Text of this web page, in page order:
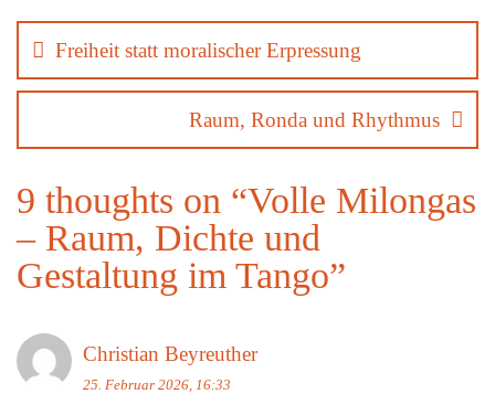
Freiheit statt moralischer Erpressung
Raum, Ronda und Rhythmus
9 thoughts on “Volle Milongas
– Raum, Dichte und
Gestaltung im Tango”
Christian Beyreuther
25. Februar 2026, 16:33